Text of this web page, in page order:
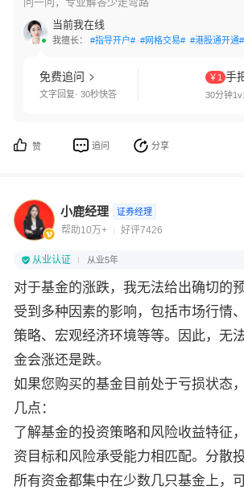
当前我在线
我擅长： #指导开户# #网格交易# #港股通开通#
免费追问
文字回复· 30秒快答
￥1 手
30分钟
赞 追问 分享
小鹿经理 证券经理
帮助10万+ 好评7426
从业认证 从业5年
对于基金的涨跌，我无法给出确切的
受到多种因素的影响，包括市场行情
策略、宏观经济环境等等。因此，无
金会涨还是跌。
如果您购买的基金目前处于亏损状态
几点：
了解基金的投资策略和风险收益特征
资目标和风险承受能力相匹配。分散
所有资金都集中在少数几只基金上，